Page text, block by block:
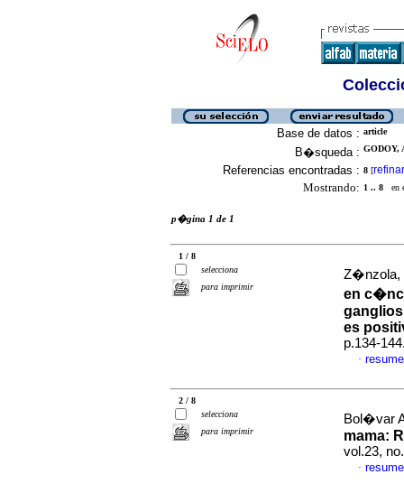
Base de datos : article
B�squeda : GODOY,
Referencias encontradas : 8 [refinar
Mostrando: 1 .. 8 en
p�gina 1 de 1
1 / 8
selecciona
para imprimir
en
es
p.134-
·
2 / 8
selecciona
para imprimir
Bol�var
mama:
vol.23,
·